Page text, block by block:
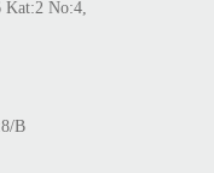
Kat:2 No:4,
B